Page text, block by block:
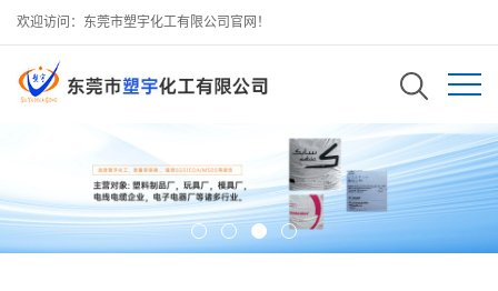
欢迎访问：东莞市塑宇化工有限公司官网！